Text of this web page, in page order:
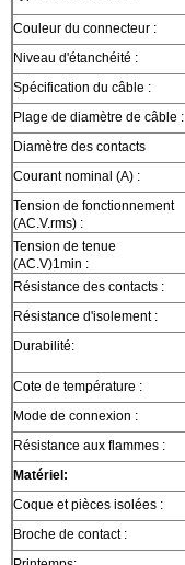
Couleur du connecteur :
Niveau d'étanchéité :
Spécification du câble :
Plage de diamètre de câble :
Diamètre des contacts
Courant nominal (A) :
Tension de fonctionnement
(AC.V.rms) :
Tension de tenue
(AC.V)1min :
Résistance des contacts :
Résistance d'isolement :
Durabilité:
Cote de température :
Mode de connexion :
Résistance aux flammes :
Matériel:
Coque et pièces isolées :
Broche de contact :